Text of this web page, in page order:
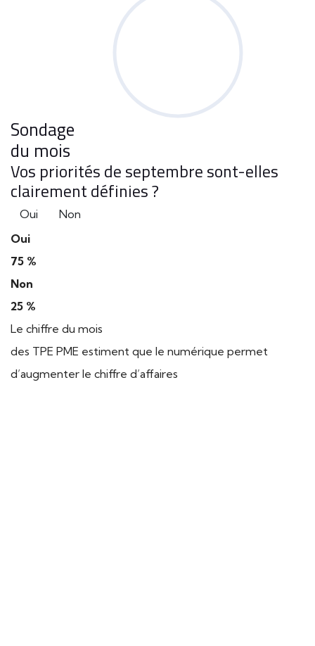
Sondage
du mois
Vos priorités de septembre sont-elles
clairement définies ?
Oui
Non
Oui
75 %
Non
25 %
Le chiffre du mois
des TPE PME estiment que le numérique permet
d’augmenter le chiffre d’affaires